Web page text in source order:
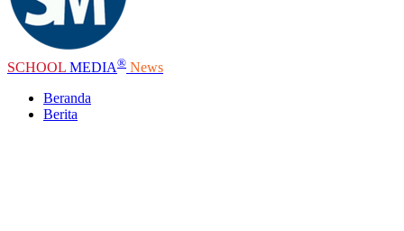
SCHOOL MEDIA® News
Beranda
Berita